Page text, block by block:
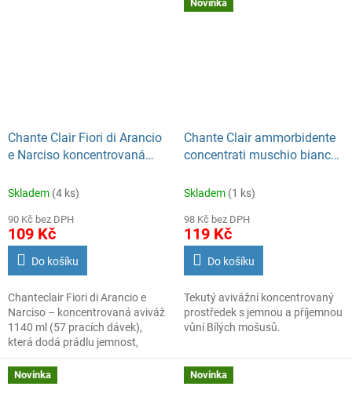
Chante Clair Fiori di Arancio
e Narciso koncentrovaná
Skladem (4 ks)
90 Kč bez DPH
109 Kč
Do košíku
Chanteclair Fiori di Arancio e
Narciso – koncentrovaná aviváž
1140 ml (57 pracích dávek),
která dodá prádlu jemnost,
pomerančového květu a narcisu.
Praktické balení s vysokou
Novinka
Chante Clair ammorbidente
concentrati muschio bianco
prostředek 1 000 ml
Skladem (1 ks)
98 Kč bez DPH
119 Kč
Do košíku
Tekutý avivážní koncentrovaný
prostředek s jemnou a příjemnou
vůní Bílých mošusů.
Novinka Novinka